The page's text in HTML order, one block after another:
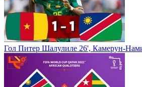
Гол Питер Шалулиле 26', Камерун-